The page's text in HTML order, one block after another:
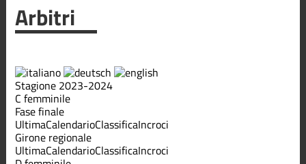
Arbitri
Stagione 2023-2024
C femminile
Fase finale
UltimaCalendarioClassificaIncroci
Girone regionale
UltimaCalendarioClassificaIncroci